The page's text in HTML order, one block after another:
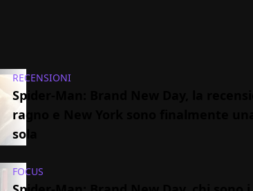
RECENSIONI
Spider-Man: Brand New Day, la
ragno e New York sono finalmente una
sola
FOCUS